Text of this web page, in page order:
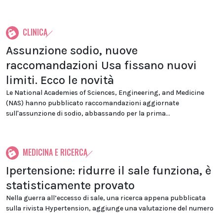
CLINICA
Assunzione sodio, nuove
raccomandazioni Usa fissano nuovi
limiti. Ecco le novità
Le National Academies of Sciences, Engineering, and Medicine
(NAS) hanno pubblicato raccomandazioni aggiornate
sull'assunzione di sodio, abbassando per la prima...
MEDICINA E RICERCA
Ipertensione: ridurre il sale funziona, è
statisticamente provato
Nella guerra all’eccesso di sale, una ricerca appena pubblicata
sulla rivista Hypertension, aggiunge una valutazione del numero